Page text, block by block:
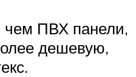
чем ПВХ панели,
дешевую,